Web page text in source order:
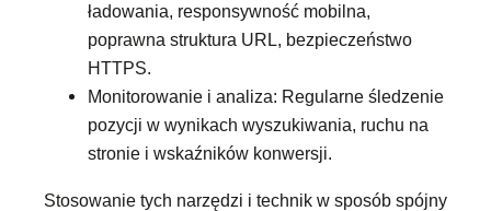
ładowania, responsywność mobilna,
poprawna struktura URL, bezpieczeństwo
HTTPS.
Monitorowanie i analiza: Regularne śledzenie
pozycji w wynikach wyszukiwania, ruchu na
stronie i wskaźników konwersji.
Stosowanie tych narzędzi i technik w sposób spójny